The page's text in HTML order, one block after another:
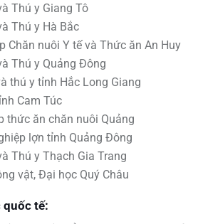
Thú y Giang Tô
Thú y Hà Bắc
Chăn nuôi Y tế và Thức ăn An Huy
Thú y Quảng Đông
thú y tỉnh Hắc Long Giang
Cam Túc
thức ăn chăn nuôi Quảng
lợn tỉnh Quảng Đông
Thú y Thạch Gia Trang
vật, Đại học Quý Châu
quốc tế: